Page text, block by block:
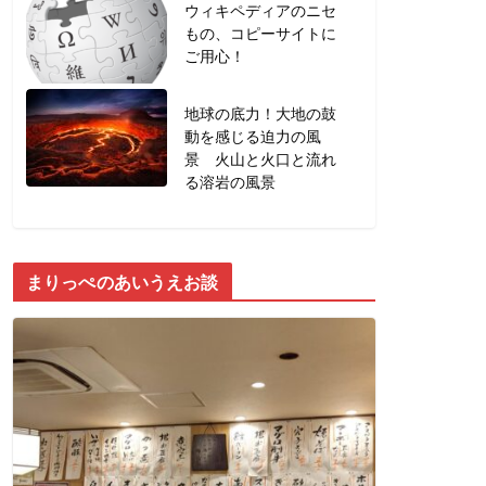
ウィキペディアのニセ
もの、コピーサイトに
ご用心！
地球の底力！大地の鼓
動を感じる迫力の風
景 火山と火口と流れ
る溶岩の風景
まりっぺのあいうえお談